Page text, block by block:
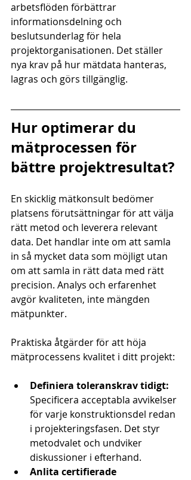
arbetsflöden förbättrar
informationsdelning och
beslutsunderlag för hela
projektorganisationen. Det ställer
nya krav på hur mätdata hanteras,
lagras och görs tillgänglig.
Hur optimerar du
mätprocessen för
bättre projektresultat?
En skicklig mätkonsult bedömer
platsens förutsättningar för att välja
rätt metod och leverera relevant
data. Det handlar inte om att samla
in så mycket data som möjligt utan
om att samla in rätt data med rätt
precision. Analys och erfarenhet
avgör kvaliteten, inte mängden
mätpunkter.
Praktiska åtgärder för att höja
mätprocessens kvalitet i ditt projekt:
Definiera toleranskrav tidigt:
Specificera acceptabla avvikelser
för varje konstruktionsdel redan
i projekteringsfasen. Det styr
metodvalet och undviker
diskussioner i efterhand.
Anlita certifierade